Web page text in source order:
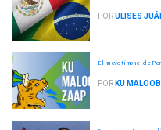
PORULISES
El nuevo timonel de
POR KU